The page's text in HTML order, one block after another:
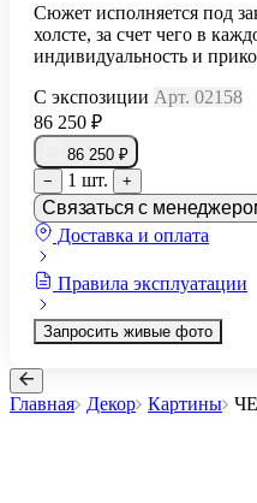
Сюжет исполняется под
холсте, за счет чего в
индивидуальность и
С экспозиции Арт. 02158
86 250 ₽
86 250 ₽
−
1 шт. +
Связаться с
Доставка и оплата
Правила эксплуатации
Запросить живые фото
Главная Декор Картины